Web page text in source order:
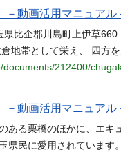
－動画活用マニュア
県比企郡川島町上伊草
地帯として栄え、 四方
documents/212400/
－動画活用マニュア
ある栗橋のほかに、エ
県民に愛用されています